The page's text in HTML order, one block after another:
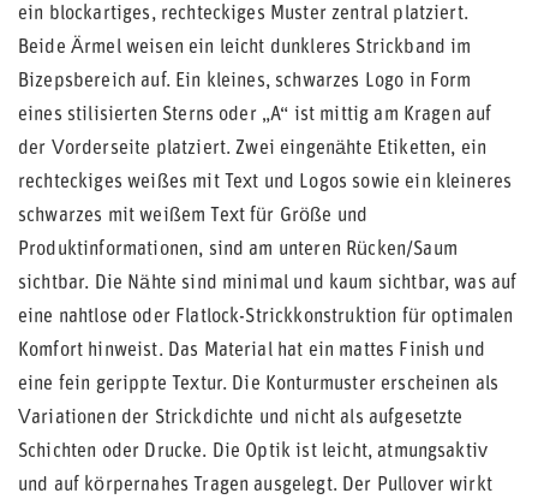
ein blockartiges, rechteckiges Muster zentral platziert.
Beide Ärmel weisen ein leicht dunkleres Strickband im
Bizepsbereich auf. Ein kleines, schwarzes Logo in Form
eines stilisierten Sterns oder „A“ ist mittig am Kragen auf
der Vorderseite platziert. Zwei eingenähte Etiketten, ein
rechteckiges weißes mit Text und Logos sowie ein kleineres
schwarzes mit weißem Text für Größe und
Produktinformationen, sind am unteren Rücken/Saum
sichtbar. Die Nähte sind minimal und kaum sichtbar, was auf
eine nahtlose oder Flatlock-Strickkonstruktion für optimalen
Komfort hinweist. Das Material hat ein mattes Finish und
eine fein gerippte Textur. Die Konturmuster erscheinen als
Variationen der Strickdichte und nicht als aufgesetzte
Schichten oder Drucke. Die Optik ist leicht, atmungsaktiv
und auf körpernahes Tragen ausgelegt. Der Pullover wirkt